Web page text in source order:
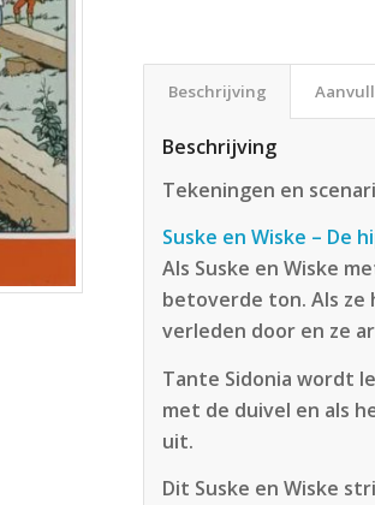
Beschrijving
Beschrijving
Tekeningen en
Suske en Wiske – De
Als Suske en Wiske
betoverde ton. Als ze
verleden door en ze
Tante Sidonia wordt
met de duivel en als
uit.
Dit Suske en Wiske